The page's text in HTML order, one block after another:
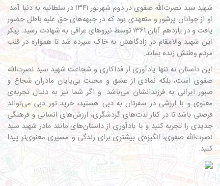
شهید سید نصرت‌الله صفوی در دوم شهریور ۱۳۴۱ در سلطانیه به دنیا آمد.
او از جوانان پرشور و متعهدی بود که در جبهه‌های حق علیه باطل حضور
یافت و در یازدهم آبان ۱۳۶۱ توسط نیروهای عراقی به شهادت رسید. پیکر
این شهید والامقام در زادگاهش به خاک سپرده شد تا همواره در قلب
مردم وطنش زنده بماند.
این داستان نه تنها یادآوری از فداکاری و شجاعت شهید سید نصرت‌الله
صفوی است، بلکه نمادی از عشق و محبت بی‌پایان مادران شجاع و
صبور ایرانی به فرزندانشان می‌باشد. و اگر شما نیز به دنبال تجربه‌ی
معنوی و با ارزشی در سفرتان به دبی هستید، خرید تور دبی می‌تواند
فرصتی باشد تا در کنار لذت‌های گردشگری، ارزش‌های انسانی و فرهنگی
جدیدی را تجربه کنید و با یادآوری از داستان‌های مانند مادر شهید سید
نصرت‌الله صفوی، انگیزه‌ی بیشتری برای زندگی و مسیری معنوی‌تر پیدا
کنید.